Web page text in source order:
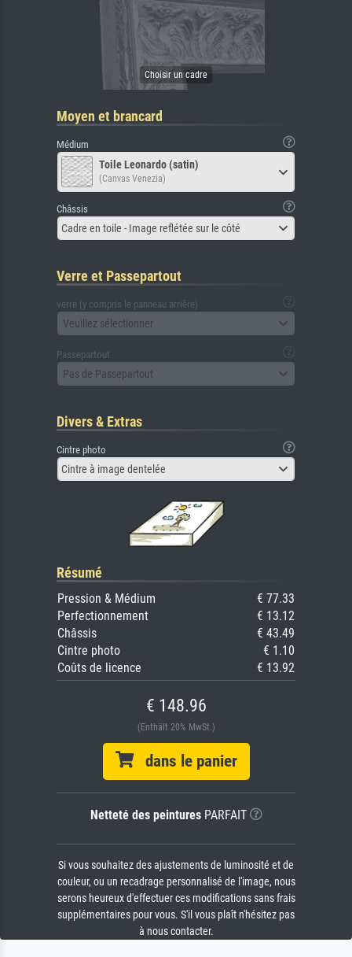
Moyen et brancard
Médium
Toile Leonardo (satin)
(Canvas Venezia)
Châssis
Cadre en toile - Image reflétée sur le côté
Verre et Passepartout
verre (y compris le panneau arrière)
Veuillez sélectionner
Passepartout
Pas de Passepartout
Divers & Extras
Cintre photo
Cintre à image dentelée
Résumé
Pression & Médium
€ 77.33
Perfectionnement
€ 13.12
Châssis
€ 43.49
Cintre photo
€ 1.10
Coûts de licence
€ 13.92
€ 148.96
(Enthält 20% MwSt.)
dans le panier
Netteté des peinturesPARFAIT
Si vous souhaitez des ajustements de luminosité et de
couleur, ou un recadrage personnalisé de l'image, nous
serons heureux d'effectuer ces modifications sans frais
supplémentaires pour vous. S'il vous plaît n'hésitez pas
à nous contacter.